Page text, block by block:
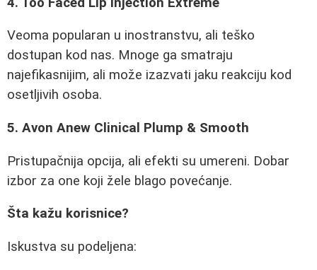
Veoma popularan u inostranstvu, ali teško
dostupan kod nas. Mnoge ga smatraju
najefikasnijim, ali može izazvati jaku reakciju kod
osetljivih osoba.
5. Avon Anew Clinical Plump & Smooth
Pristupačnija opcija, ali efekti su umereni. Dobar
izbor za one koji žele blago povećanje.
Šta kažu korisnice?
Iskustva su podeljena: